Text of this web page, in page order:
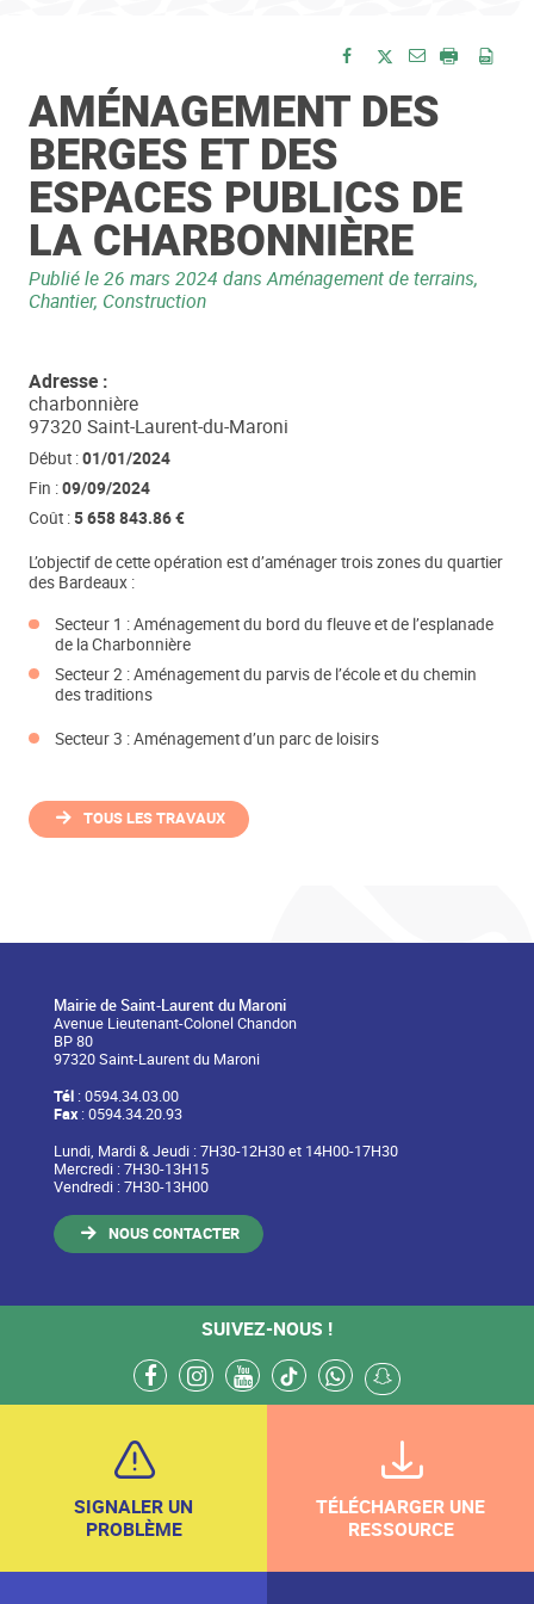
Partager sur Facebook
Partager sur
Envoyer par
Imprimer
AMÉNAGEMENT DES
BERGES ET DES
ESPACES PUBLICS DE
LA CHARBONNIÈRE
Publié le26 mars 2024 dans Aménagement de terrains,
Chantier, Construction
Adresse :
charbonnière
97320 Saint-Laurent-du-Maroni
Début :01/01/2024
Fin :09/09/2024
Coût :5 658 843.86 €
L’objectif de cette opération est d’aménager trois zones du quartier
des Bardeaux :
Secteur 1 : Aménagement du bord du fleuve et de l’esplanade
de la Charbonnière
Secteur 2 : Aménagement du parvis de l’école et du chemin
des traditions
Secteur 3 : Aménagement d’un parc de loisirs
TOUS LES TRAVAUX
Mairie de Saint-Laurent du Maroni
Avenue Lieutenant-Colonel Chandon
BP 80
97320 Saint-Laurent du Maroni
Tél: 0594.34.03.00
Fax: 0594.34.20.93
Lundi, Mardi & Jeudi : 7H30-12H30 et 14H00-17H30
Mercredi : 7H30-13H15
Vendredi : 7H30-13H00
NOUS CONTACTER
SUIVEZ-NOUS !
facebookinstagram
youtube
tiktokwhatsappsnapchat
SIGNALER UN
PROBLÈME
TÉLÉCHARGER UNE
RESSOURCE